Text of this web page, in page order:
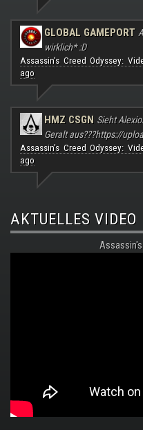
GLOBAL GAMEPORT
wirklich* :D
Assassin's Creed Odyssey:
ago
HMZ CSGN Sieht
Geralt aus???https://
Assassin's Creed Odyssey:
ago
AKTUELLES VIDEO